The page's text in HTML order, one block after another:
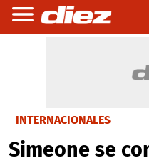
INTERNACIONALES
Simeone se